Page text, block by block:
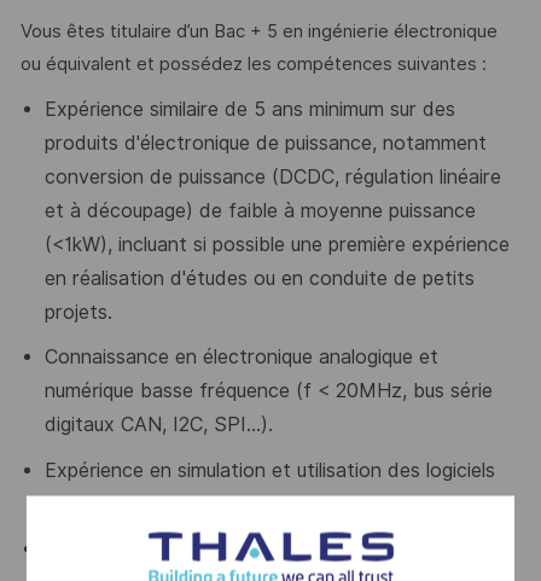
Vous êtes titulaire d’un Bac + 5 en ingénierie électronique
ou équivalent et possédez les compétences suivantes :
Expérience similaire de 5 ans minimum sur des
produits d'électronique de puissance, notamment
conversion de puissance (DCDC, régulation linéaire
et à découpage) de faible à moyenne puissance
(<1kW), incluant si possible une première expérience
en réalisation d'études ou en conduite de petits
projets.
Connaissance en électronique analogique et
numérique basse fréquence (f < 20MHz, bus série
digitaux CAN, I2C, SPI…).
Expérience en simulation et utilisation des logiciels
PSpice et Orcad.
Anglais technique.